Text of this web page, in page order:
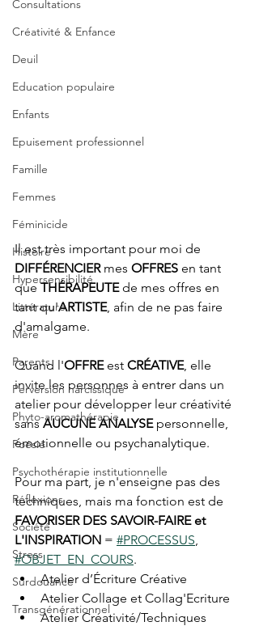
Consultations
Créativité & Enfance
Deuil
Education populaire
Enfants
Epuisement professionnel
Famille
Femmes
Féminicide
Histoire
Hypersensibilité
Littérature
Mère
Parents
Perversion narcissique
Phyto-aromathérapie
Poésie
Psychothérapie institutionnelle
Réflexions
Société
Stress
Surdouance
Transgénérationnel
Il est très important pour moi de
DIFFÉRENCIER mes OFFRES en tant
que THÉRAPEUTE de mes offres en
tant qu'ARTISTE, afin de ne pas faire
d'amalgame.
Quand l'OFFRE est CRÉATIVE, elle
invite les personnes à entrer dans un
atelier pour développer leur créativité
sans AUCUNE ANALYSE personnelle,
émotionnelle ou psychanalytique.
Pour ma part, je n'enseigne pas des
techniques, mais ma fonction est de
FAVORISER DES SAVOIR-FAIRE et
L'INSPIRATION = #PROCESSUS,
#OBJET_EN_COURS.
Atelier d’Écriture Créative
Atelier Collage et Collag'Ecriture
Atelier Créativité/Techniques